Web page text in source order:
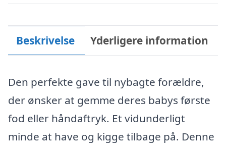
Beskrivelse Yderligere information
Den perfekte gave til nybagte forældre,
der ønsker at gemme deres babys første
fod eller håndaftryk. Et vidunderligt
minde at have og kigge tilbage på. Denne